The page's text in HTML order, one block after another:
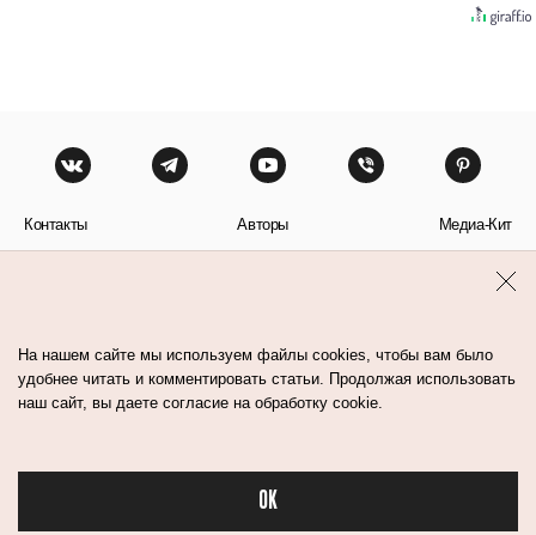
Контакты Авторы Медиа-Кит
На нашем сайте мы используем файлы cookies, чтобы вам было
удобнее читать и комментировать статьи. Продолжая использовать
наш сайт, вы даете согласие на обработку cookie.
OK